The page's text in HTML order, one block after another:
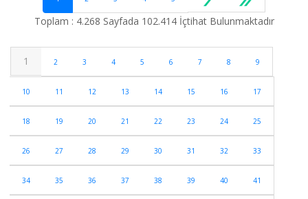
Toplam : 4.268 Sayfada 102.414 İçtihat Bulunmaktadır
1 2 3 4 5 6 7 8 9
10 11 12 13 14 15 16 17
18 19 20 21 22 23 24 25
26 27 28 29 30 31 32 33
34 35 36 37 38 39 40 41